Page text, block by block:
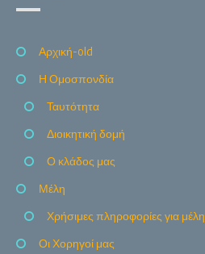
Αρχική-old
Η Ομοσπονδία
Ταυτότητα
Διοικητική δομή
Ο κλάδος μας
Μέλη
Χρήσιμες πληροφορίες για μέλη
Οι Χορηγοί μας